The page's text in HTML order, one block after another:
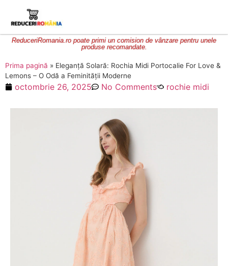
ReduceriRomania.ro poate primi un comision de vânzare pentru unele
produse recomandate.
Prima pagină » Eleganță Solară: Rochia Midi Portocalie For Love &
Lemons – O Odă a Feminității Moderne
octombrie 26, 2025 No Comments rochie midi